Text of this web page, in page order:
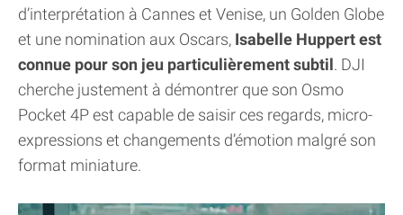
d’interprétation à Cannes et Venise, un Golden Globe
et une nomination aux Oscars, Isabelle Huppert est
connue pour son jeu particulièrement subtil. DJI
cherche justement à démontrer que son Osmo
Pocket 4P est capable de saisir ces regards, micro-
expressions et changements d’émotion malgré son
format miniature.